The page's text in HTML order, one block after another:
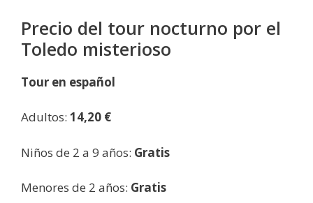
Precio del tour nocturno por el
Toledo misterioso
Tour en español
Adultos: 14,20 €
Niños de 2 a 9 años: Gratis
Menores de 2 años: Gratis